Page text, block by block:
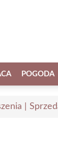
POGODA
|